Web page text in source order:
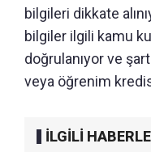
bilgileri dikkate
bilgiler ilgili kamu
doğrulanıyor ve
veya öğrenim
İLGİLİ